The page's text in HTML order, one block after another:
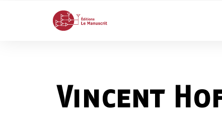
Vincent